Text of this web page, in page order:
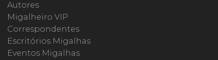
Autores
Migalheiro VIP
Correspondentes
Escritórios Migalhas
Eventos Migalhas